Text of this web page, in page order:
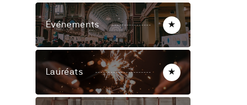
Événements ★
Lauréats ★